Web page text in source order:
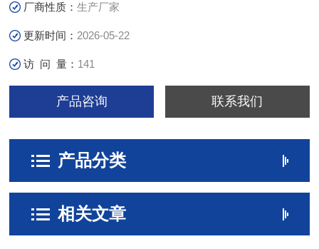
厂商性质：生产厂家
更新时间： 2026-05-22
访 问 量： 141
产品咨询 联系我们
产品分类
相关文章